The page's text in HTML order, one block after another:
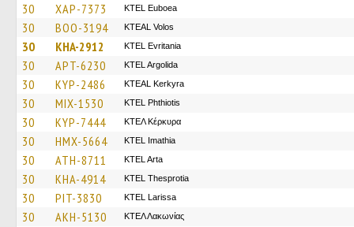
30 XAP-7373 ΚΤΕL Euboea
30 BOO-3194 KTEAL Volos
30 KHA-2912 ΚΤΕL Evritania
30 APT-6230 KTEL Argolida
30 KYP-2486 KTEAL Kerkyra
30 MIX-1530 ΚΤΕL Phthiotis
30 KYP-7444 ΚΤΕΛ Κέρκυρα
30 HMX-5664 KTEL Imathia
30 ATH-8711 KTEL Arta
30 KHA-4914 KTEL Thesprotia
30 PIT-3830 KTEL Larissa
30 AKH-5130 ΚΤΕΛ Λακωνίας